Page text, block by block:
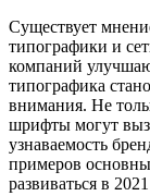
Существует
типографики и
компаний
типографика
внимания. Не
шрифты могут
узнаваемость
примеров
развиваться в